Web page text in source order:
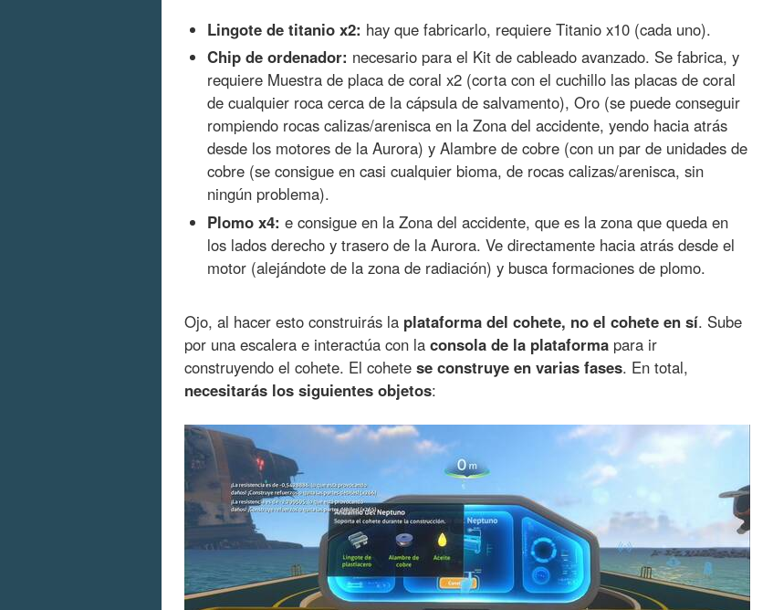
Lingote de titanio x2: hay que fabricarlo, requiere Titanio x10 (cada uno).
Chip de ordenador: necesario para el Kit de cableado avanzado. Se fabrica, y
requiere Muestra de placa de coral x2 (corta con el cuchillo las placas de coral
de cualquier roca cerca de la cápsula de salvamento), Oro (se puede conseguir
rompiendo rocas calizas/arenisca en la Zona del accidente, yendo hacia atrás
desde los motores de la Aurora) y Alambre de cobre (con un par de unidades de
cobre (se consigue en casi cualquier bioma, de rocas calizas/arenisca, sin
ningún problema).
Plomo x4: e consigue en la Zona del accidente, que es la zona que queda en
los lados derecho y trasero de la Aurora. Ve directamente hacia atrás desde el
motor (alejándote de la zona de radiación) y busca formaciones de plomo.
Ojo, al hacer esto construirás la plataforma del cohete, no el cohete en sí. Sube
por una escalera e interactúa con la consola de la plataforma para ir
construyendo el cohete. El cohete se construye en varias fases. En total,
necesitarás los siguientes objetos: